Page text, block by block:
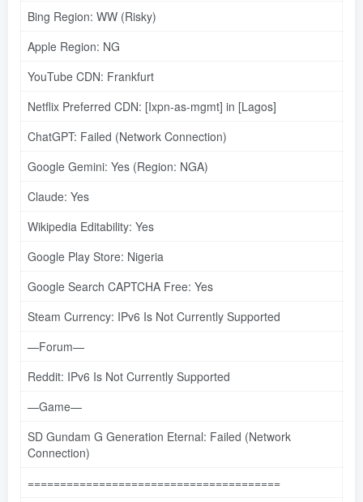
Bing Region: WW (Risky)
Apple Region: NG
YouTube CDN: Frankfurt
Netflix Preferred CDN: [Ixpn-as-mgmt] in [Lagos]
ChatGPT: Failed (Network Connection)
Google Gemini: Yes (Region: NGA)
Claude: Yes
Wikipedia Editability: Yes
Google Play Store: Nigeria
Google Search CAPTCHA Free: Yes
Steam Currency: IPv6 Is Not Currently Supported
—Forum—
Reddit: IPv6 Is Not Currently Supported
—Game—
SD Gundam G Generation Eternal: Failed (Network
Connection)
=======================================